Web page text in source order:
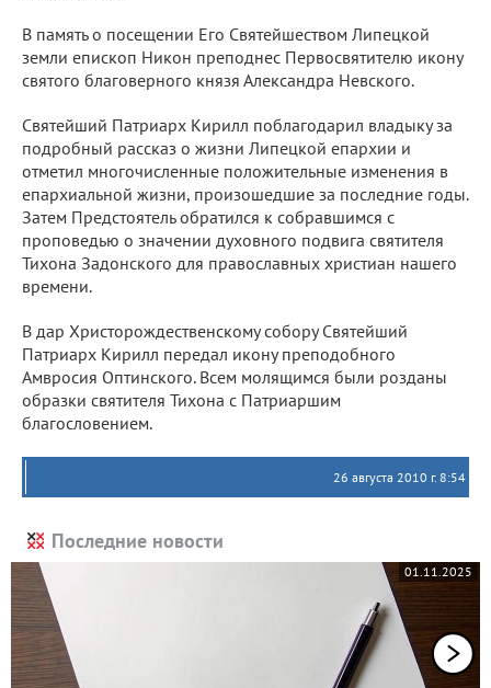
В память о посещении Его Святейшеством Липецкой
земли епископ Никон преподнес Первосвятителю икону
святого благоверного князя Александра Невского.
Святейший Патриарх Кирилл поблагодарил владыку за
подробный рассказ о жизни Липецкой епархии и
отметил многочисленные положительные изменения в
епархиальной жизни, произошедшие за последние годы.
Затем Предстоятель обратился к собравшимся с
проповедью о значении духовного подвига святителя
Тихона Задонского для православных христиан нашего
времени.
В дар Христорождественскому собору Святейший
Патриарх Кирилл передал икону преподобного
Амвросия Оптинского. Всем молящимся были розданы
образки святителя Тихона с Патриаршим
благословением.
26 августа 2010 г. 8:54
Последние новости
01.11.2025